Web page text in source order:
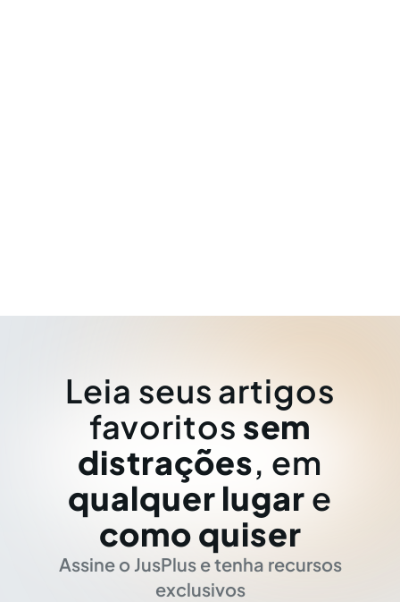
Leia seus artigos
favoritos sem
distrações, em
qualquer lugar e
como quiser
Assine o JusPlus e tenha recursos
exclusivos